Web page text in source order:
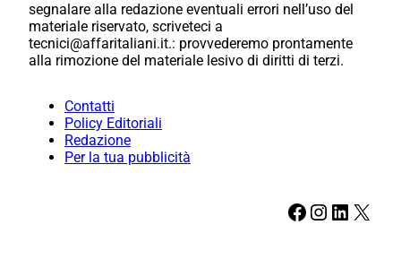
segnalare alla redazione eventuali errori nell’uso del
materiale riservato, scriveteci a
tecnici@affaritaliani.it.: provvederemo prontamente
alla rimozione del materiale lesivo di diritti di terzi.
Contatti
Policy Editoriali
Redazione
Per la tua pubblicità
Facebook Instagram LinkedIn X